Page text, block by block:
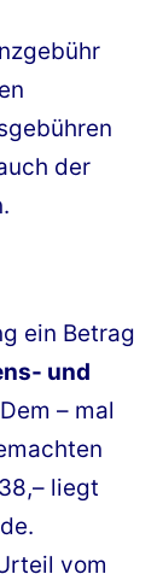
der
ein Betrag
und
– mal
liegt
vom